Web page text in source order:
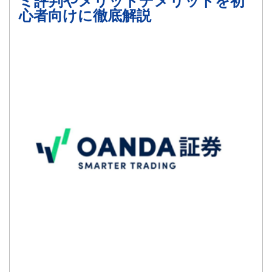
心者向けに徹底解説